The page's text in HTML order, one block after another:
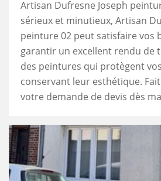
Artisan Dufresne Joseph
sérieux et minutieux, Artisan
peinture 02 peut satisfaire vos
garantir un excellent rendu de
des peintures qui protègent
conservant leur esthétique.
votre demande de devis dès